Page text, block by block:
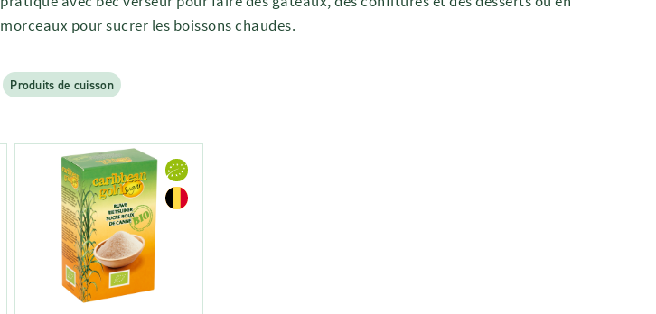
morceaux pour sucrer les boissons chaudes.
Produits de cuisson